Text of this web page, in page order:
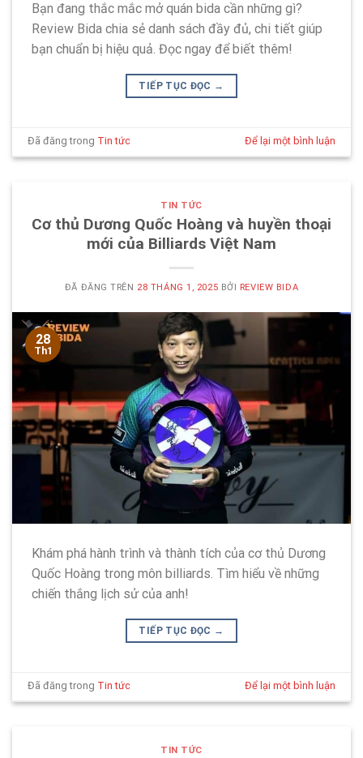
Bạn đang thắc mắc mở quán bida cần những gì?
Review Bida chia sẻ danh sách đầy đủ, chi tiết giúp
bạn chuẩn bị hiệu quả. Đọc ngay để biết thêm!
TIẾP TỤC ĐỌC →
Đã đăng trong Tin tức Để lại một bình luận
TIN TỨC
Cơ thủ Dương Quốc Hoàng và huyền thoại
mới của Billiards Việt Nam
ĐÃ ĐĂNG TRÊN 28 THÁNG 1, 2025 BỞI REVIEW BIDA
28
Th1
Khám phá hành trình và thành tích của cơ thủ Dương
Quốc Hoàng trong môn billiards. Tìm hiểu về những
chiến thắng lịch sử của anh!
TIẾP TỤC ĐỌC →
Đã đăng trong Tin tức Để lại một bình luận
TIN TỨC